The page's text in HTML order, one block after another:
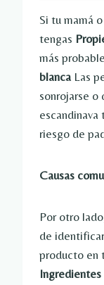
Si tu mamá
tengas
más
blanca Las
sonrojarse o
riesgo de
Causas
Por otro
de
producto en
Ingredientes